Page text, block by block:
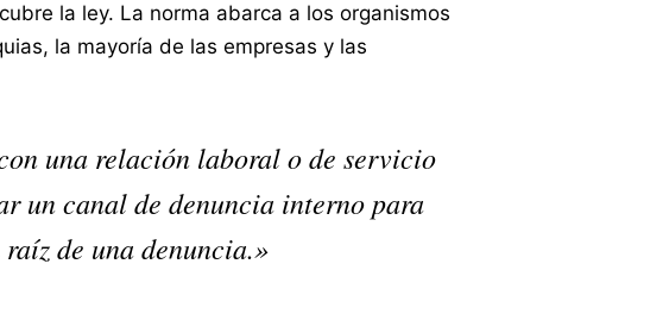
la ley. La norma abarca a los organismos
la mayoría de las empresas y las
una relación laboral o de servicio
un canal de denuncia interno para
de una denuncia.»